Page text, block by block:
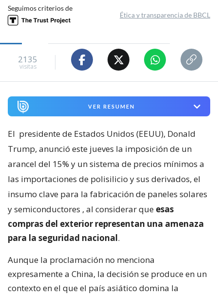
Seguimos criterios de
Ética y transparencia de BBCL
2135
visitas
VER RESUMEN
El presidente de Estados Unidos (EEUU), Donald
Trump, anunció este jueves la imposición de un
arancel del 15% y un sistema de precios mínimos a
las importaciones de polisilicio y sus derivados, el
insumo clave para la fabricación de paneles solares
y semiconductores , al considerar que esas
compras del exterior representan una amenaza
para la seguridad nacional.
Aunque la proclamación no menciona
expresamente a China, la decisión se produce en un
contexto en el que el país asiático domina la